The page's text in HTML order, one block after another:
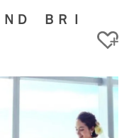
Ｄ ＢＲＩ